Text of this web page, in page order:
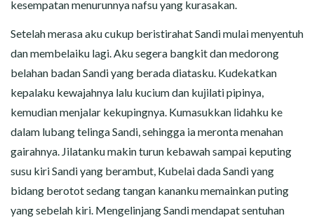
kesempatan menurunnya nafsu yang kurasakan.
Setelah merasa aku cukup beristirahat Sandi mulai menyentuh
dan membelaiku lagi. Aku segera bangkit dan medorong
belahan badan Sandi yang berada diatasku. Kudekatkan
kepalaku kewajahnya lalu kucium dan kujilati pipinya,
kemudian menjalar kekupingnya. Kumasukkan lidahku ke
dalam lubang telinga Sandi, sehingga ia meronta menahan
gairahnya. Jilatanku makin turun kebawah sampai keputing
susu kiri Sandi yang berambut, Kubelai dada Sandi yang
bidang berotot sedang tangan kananku memainkan puting
yang sebelah kiri. Mengelinjang Sandi mendapat sentuhan